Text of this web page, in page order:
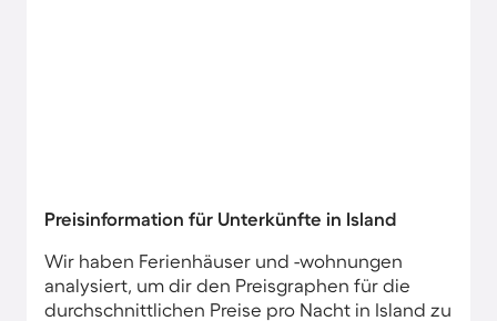
Preisinformation für Unterkünfte in Island
Wir haben Ferienhäuser und -wohnungen
analysiert, um dir den Preisgraphen für die
durchschnittlichen Preise pro Nacht in Island zu